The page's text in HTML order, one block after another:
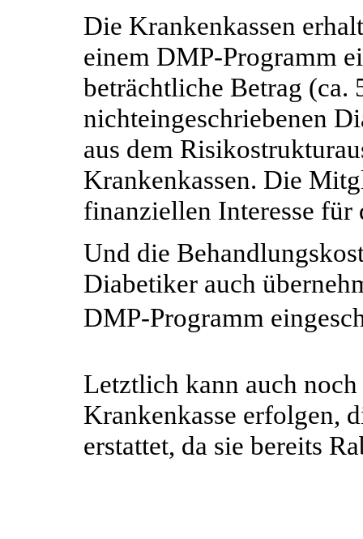
Die Krankenkassen
einem DMP-Programm
beträchtliche Betrag (ca.
nichteingeschriebenen
aus dem
Krankenkassen. Die
finanziellen Interesse
Und die
Diabetiker auch
DMP-Programm
Letztlich kann auch
Krankenkasse erfolgen,
erstattet, da sie bereits